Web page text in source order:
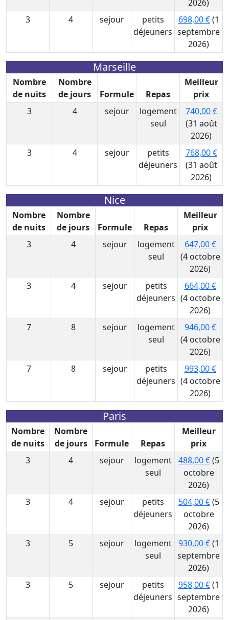
2026)
3
4 sejour
petits
déjeuners
698,00 €(1
septembre
2026)
Marseille
Nombre
de nuits
Nombre
de jours
Formule Repas
Meilleur
prix
3
4 sejour
logement
seul
740,00 €
(31 août
2026)
3
4 sejour
petits
déjeuners
768,00 €
(31 août
2026)
Nice
Nombre
de nuits
Nombre
de jours
Formule Repas
Meilleur
prix
3
4 sejour
logement
seul
647,00 €
(4 octobre
2026)
3
4 sejour
petits
déjeuners
664,00 €
(4 octobre
2026)
7
8 sejour
logement
seul
946,00 €
(4 octobre
2026)
7
8 sejour
petits
déjeuners
993,00 €
(4 octobre
2026)
Paris
Nombre
de nuits
Nombre
de jours
Formule Repas
Meilleur
prix
3
4 sejour
logement
seul
488,00 €(5
octobre
2026)
3
4 sejour
petits
déjeuners
504,00 €(5
octobre
2026)
3
5 sejour
logement
seul
930,00 €(1
septembre
2026)
3
5 sejour
petits
déjeuners
958,00 €(1
septembre
2026)